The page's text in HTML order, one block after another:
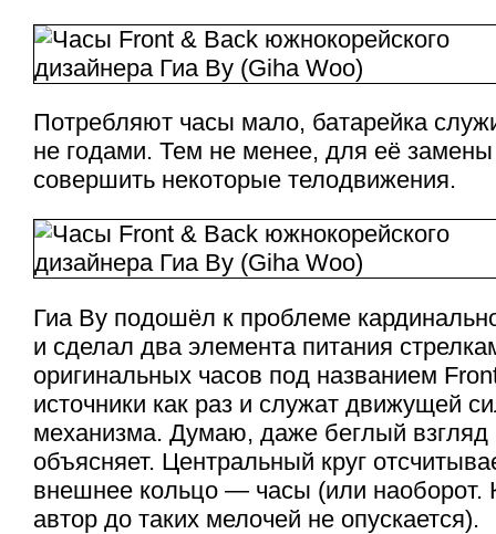
Потребляют часы мало, батарейка
не годами. Тем не менее, для её замены
совершить некоторые телодвижения.
Гиа Ву подошёл к проблеме
и сделал два элемента питания
оригинальных часов под названием
источники как раз и служат движущей
механизма. Думаю, даже беглый
объясняет. Центральный круг
внешнее кольцо — часы (или наоборот.
автор до таких мелочей не опускается).